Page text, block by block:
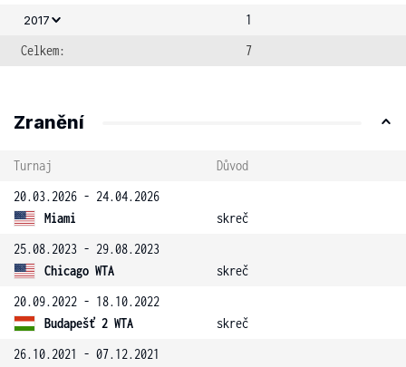
2017
1
Celkem:
7
Zranění
Turnaj
Důvod
20.03.2026 - 24.04.2026
Miami
skreč
25.08.2023 - 29.08.2023
Chicago WTA
skreč
20.09.2022 - 18.10.2022
Budapešť 2 WTA
skreč
26.10.2021 - 07.12.2021